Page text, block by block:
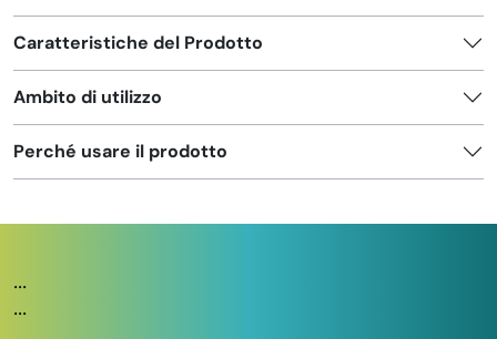
Caratteristiche del Prodotto
Ambito di utilizzo
Perché usare il prodotto
...
...